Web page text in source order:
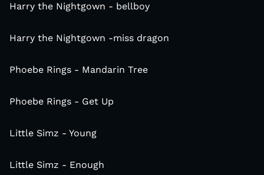
Harry the Nightgown - bellboy
Harry the Nightgown -miss dragon
Phoebe Rings - Mandarin Tree
Phoebe Rings - Get Up
Little Simz - Young
Little Simz - Enough